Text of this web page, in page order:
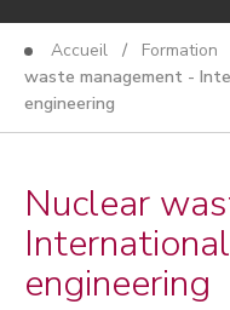
Accueil / Formation
waste management -
engineering
Nuclear
engineering